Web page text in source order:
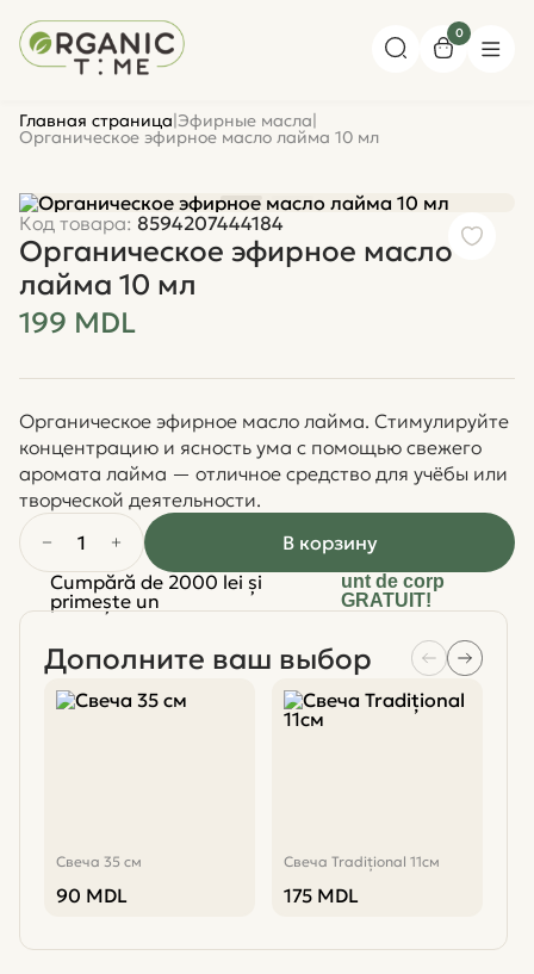
0
Главная страница|Эфирные масла|
Органическое эфирное масло лайма 10 мл
Код товара: 8594207444184
Органическое эфирное масло
лайма 10 мл
199 MDL
Органическое эфирное масло лайма. Стимулируйте
концентрацию и ясность ума с помощью свежего
аромата лайма — отличное средство для учёбы или
творческой деятельности.
1
В корзину
Cumpără de 2000 lei și
primește un
unt de corp
GRATUIT!
Дополните ваш выбор
Свеча 35 см
90 MDL
Свеча Tradițional 11см
175 MDL